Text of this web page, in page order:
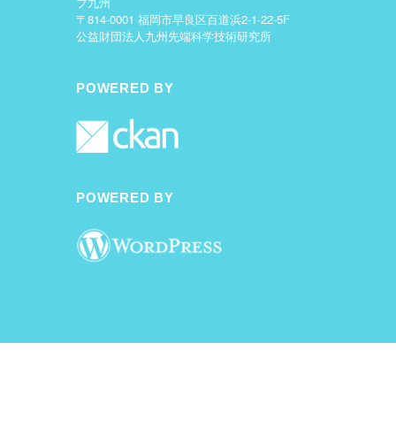
〒814-0001 福岡市早良区百道浜2-1-22-5F
公益財団法人九州先端科学技術研究所
POWERED BY
POWERED BY